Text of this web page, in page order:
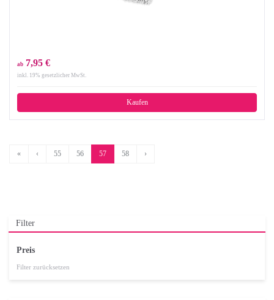
ab 7,95 €
inkl. 19% gesetzlicher MwSt.
Kaufen
« ‹ 55 56 57 58 ›
Filter
Preis
Filter zurücksetzen